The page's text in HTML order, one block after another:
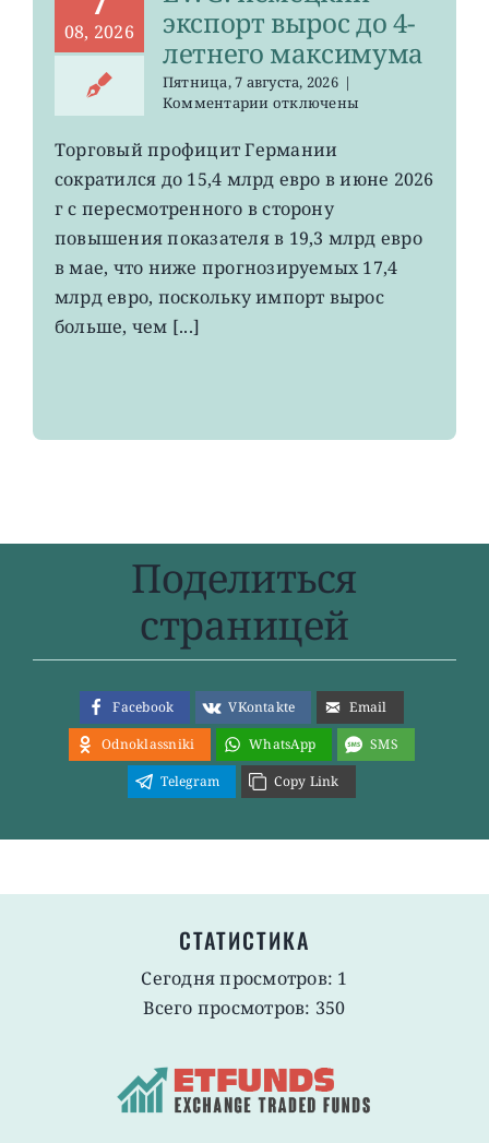
08, 2026
экспорт вырос до 4-
летнего максимума
Пятница, 7 августа, 2026 |
Комментариик
EWG:
немецкий
экспорт
вырос
4-
летнего
отключены
Торговый профицит Германии
сократился до 15,4 млрд евро в июне 2026
г с пересмотренного в сторону
повышения показателя в 19,3 млрд евро
в мае, что ниже прогнозируемых 17,4
млрд евро, поскольку импорт вырос
больше, чем [...]
Поделиться
страницей
Facebook VKontakte
Email
Odnoklassniki
WhatsApp
SMS
Telegram
Copy Link
СТАТИСТИКА
Сегодня просмотров: 1
Всего просмотров: 350